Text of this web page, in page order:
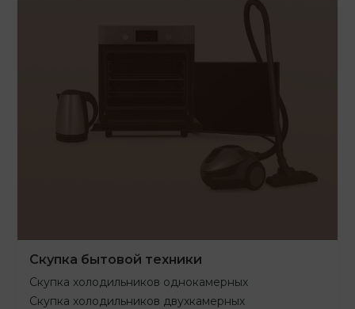
Скупка бытовой техники
Скупка холодильников однокамерных
Скупка холодильников двухкамерных